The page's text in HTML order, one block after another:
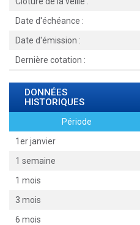
Date d'échéance :
Date d'émission :
Dernière cotation :
DONNÉES
HISTORIQUES
Période
1er janvier
1 semaine
1 mois
3 mois
6 mois